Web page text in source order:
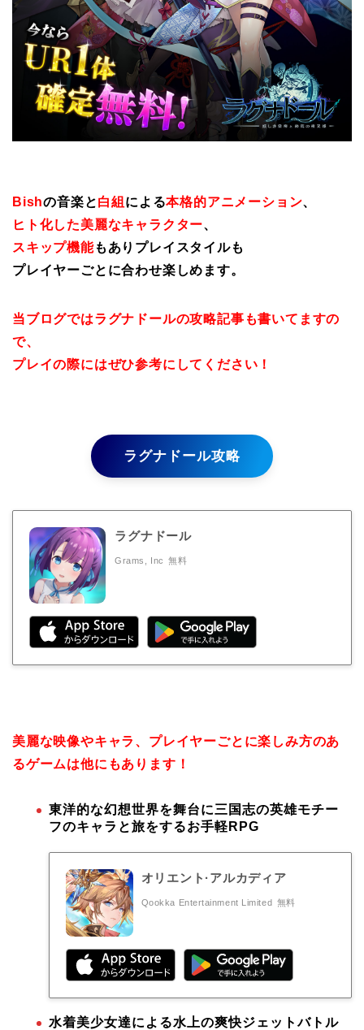
Bishの音楽と白組 による本格的アニメーション、
ヒト化した美麗なキャラクター、
スキップ機能もありプレイスタイルも
プレイヤーごとに合わせ楽しめます。
当ブログではラグナドールの攻略記事も書いてますの
で、
プレイの際にはぜひ参考にしてください！
ラグナドール攻略
ラグナドール
Grams, Inc 無料
美麗な映像やキャラ、プレイヤーごとに楽しみ方のあ
るゲームは他にもあります！
東洋的な幻想世界を舞台に三国志の英雄モチー
フのキャラと旅をするお手軽RPG
オリエント·アルカディア
Qookka Entertainment Limited 無料
水着美少女達による水上の爽快ジェットバトル